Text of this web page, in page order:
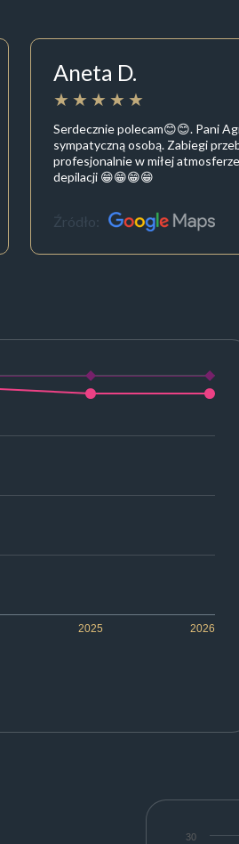
Aneta D.
Serdecznie polecam😊😊. Pani
sympatyczną osobą. Zabiegi
profesjonalnie w miłej
depilacji 😁😁😁😁
Źródło:
2025 2026
30